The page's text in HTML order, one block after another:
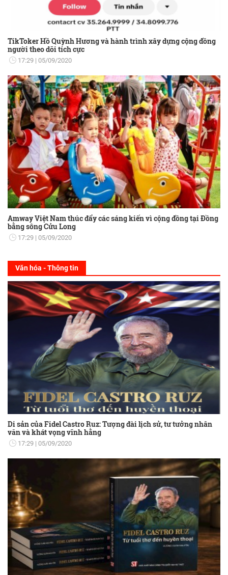
TikToker Hồ Quỳnh Hương và hành trình xây dựng cộng đồng
người theo dõi tích cực
17:29 05/09/2020
Amway Việt Nam thúc đẩy các sáng kiến vì cộng đồng tại Đồng
bằng sông Cửu Long
17:29 05/09/2020
Văn hóa - Thông tin
Di sản của Fidel Castro Ruz: Tượng đài lịch sử, tư tưởng nhân
văn và khát vọng vĩnh hằng
17:29 05/09/2020